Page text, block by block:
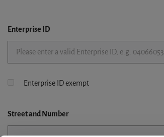
Enterprise ID
Enterprise ID exempt
Streetand Number